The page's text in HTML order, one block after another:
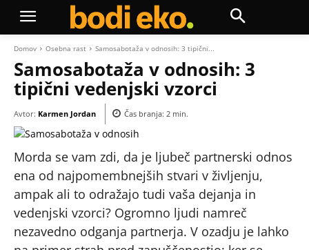
Domov Osebna rast Samosabotaža v odnosih: 3 tipični...
Samosabotaža v odnosih: 3
tipični vedenjski vzorci
Avtor: Karmen Jordan Čas branja: 2 min.
Morda se vam zdi, da je ljubeč partnerski odnos
ena od najpomembnejših stvari v življenju,
ampak ali to odražajo tudi vaša dejanja in
vedenjski vzorci? Ogromno ljudi namreč
nezavedno odganja partnerja. V ozadju je lahko